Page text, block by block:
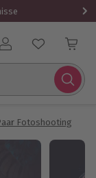
Benutzerkonto
Fotoshooting